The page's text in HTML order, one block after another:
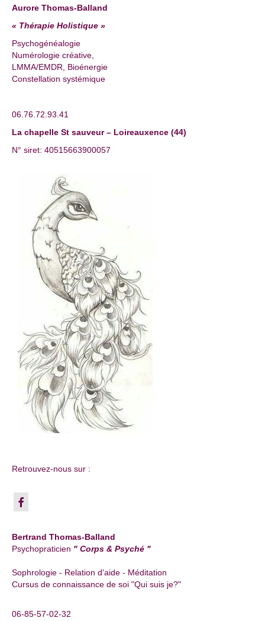
Aurore Thomas-Balland
« Thérapie Holistique »
Psychogénéalogie
Numérologie créative,
LMMA/EMDR, Bioénergie
Constellation systémique
06.76.72.93.41
La chapelle St sauveur – Loireauxence (44)
N° siret: 40515663900057
Retrouvez-nous sur :
Bertrand Thomas-Balland
Psychopraticien " Corps & Psyché "
Sophrologie - Relation d'aide - Méditation
Cursus de connaissance de soi "Qui suis je?"
06-85-57-02-32